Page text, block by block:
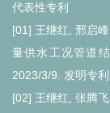
代表性专利
[01] 王继红, 邢启
量供水工况管道
2023/3/9. 发明专
[02] 王继红, 张腾